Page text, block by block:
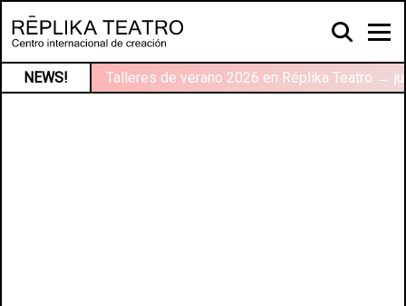
NEWS! Talleres de verano 2026 en Réplika Teatro →